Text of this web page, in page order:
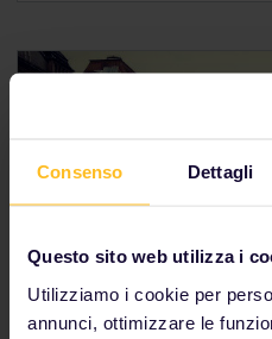
Consenso Dettagli
Questo sito web utilizza i
Utilizziamo i cookie per
annunci, ottimizzare le